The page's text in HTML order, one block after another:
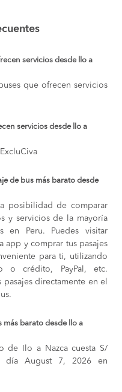
servicios desde Ilo a
que ofrecen servicios
servicios desde Ilo a
de bus más barato desde
posibilidad de comparar
y servicios de la mayoría
en Peru. Puedes visitar
app y comprar tus pasajes
para ti, utilizando
o crédito, PayPal, etc.
directamente en el
más barato desde Ilo a
de Ilo a Nazca cuesta S/
día August 7, 2026 en